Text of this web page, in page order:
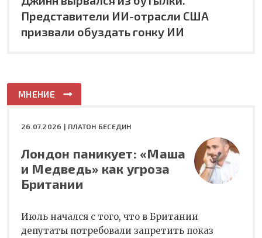
Представители ИИ-отрасли США
призвали обуздать гонку ИИ
МНЕНИЕ
26.07.2026 | ПЛАТОН БЕСЕДИН
Лондон паникует: «Маша
и Медведь» как угроза
Британии
Июль начался с того, что в Британии
депутаты потребовали запретить показ